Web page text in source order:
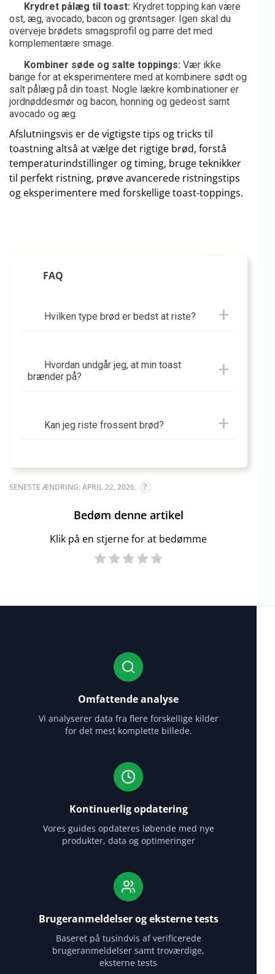
Krydret pålæg til toast: Krydret topping kan være
ost, æg, avocado, bacon og grøntsager. Igen skal du
overveje brødets smagsprofil og parre det med
komplementære smage.
Kombiner søde og salte toppings: Vær ikke
bange for at eksperimentere med at kombinere sødt og
salt pålæg på din toast. Nogle lækre kombinationer er
jordnøddesmør og bacon, honning og gedeost samt
avocado og æg.
Afslutningsvis er de vigtigste tips og tricks til
toastning altså at vælge det rigtige brød, forstå
temperaturindstillinger og timing, bruge teknikker
til perfekt ristning, prøve avancerede ristningstips
og eksperimentere med forskellige toast-toppings.
FAQ
Hvilken type brød er bedst at riste?
Hvordan undgår jeg, at min toast
brænder på?
Kan jeg riste frossent brød?
SENESTE ÆNDRING: APRIL 22, 2026.
Bedøm denne artikel
Klik på en stjerne for at bedømme
Omfattende analyse
Vi analyserer data fra flere forskellige kilder
for det mest komplette billede.
Kontinuerlig opdatering
Vores guides opdateres løbende med nye
produkter, data og optimeringer
Brugeranmeldelser og eksterne tests
Baseret på tusindvis af verificerede
brugeranmeldelser samt troværdige,
eksterne tests